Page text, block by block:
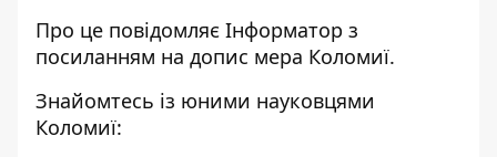
Про це повідомляє Інформатор з
посиланням на допис мера Коломиї.
Знайомтесь із юними науковцями
Коломиї: